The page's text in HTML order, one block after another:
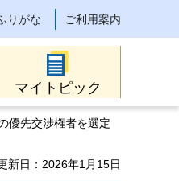
りがな ご利用案内
マイトピック
優先交渉権者を選定
新日：2026年1月15日